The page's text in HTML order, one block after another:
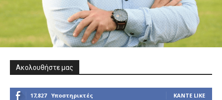
Ακολουθήστε μας
17,827 Υποστηρικτές ΚΆΝΤΕ LIKE